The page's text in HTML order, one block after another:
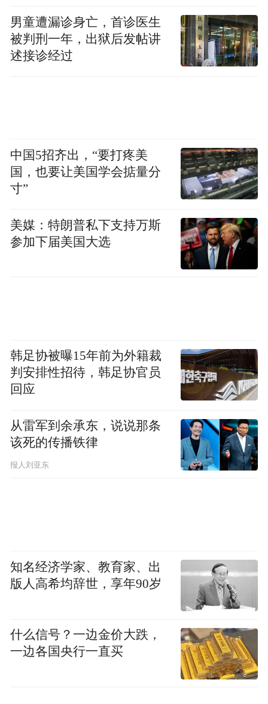
男童遭漏诊身亡，首诊医生
被判刑一年，出狱后发帖讲
述接诊经过
中国5招齐出，“要打疼美
国，也要让美国学会掂量分
寸”
美媒：特朗普私下支持万斯
参加下届美国大选
韩足协被曝15年前为外籍裁
判安排性招待，韩足协官员
回应
从雷军到余承东，说说那条
该死的传播铁律
报人刘亚东
知名经济学家、教育家、出
版人高希均辞世，享年90岁
什么信号？一边金价大跌，
一边各国央行一直买